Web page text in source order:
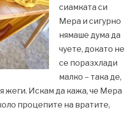
сиамката си
Мера и сигурно
нямаше дума да
чуете, докато не
се поразхлади
малко – така де,
жеги. Искам да кажа, че Мера
процепите на вратите,